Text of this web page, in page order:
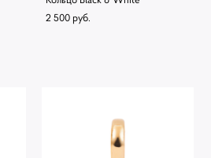
2 500 pуб.